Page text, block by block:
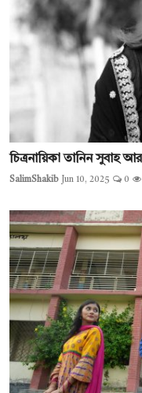
চিত্রনায়িকা তানিন সুবাহ
SalimShakib Jun 10, 2025 0